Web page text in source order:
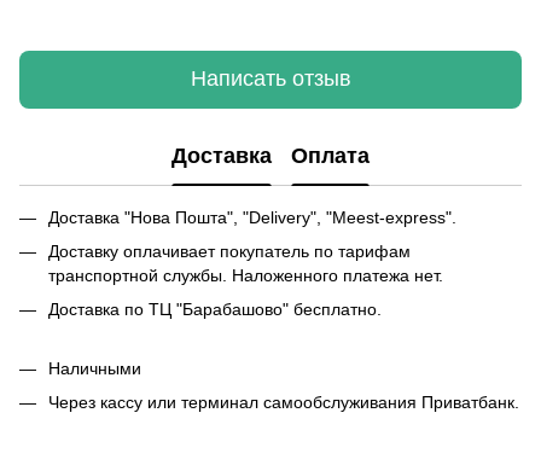
Написать отзыв
Доставка Оплата
Доставка "Нова Пошта", "Delivery", "Meest-express".
Доставку оплачивает покупатель по тарифам
транспортной службы. Наложенного платежа нет.
Доставка по ТЦ "Барабашово" бесплатно.
Наличными
Через кассу или терминал самообслуживания Приватбанк.